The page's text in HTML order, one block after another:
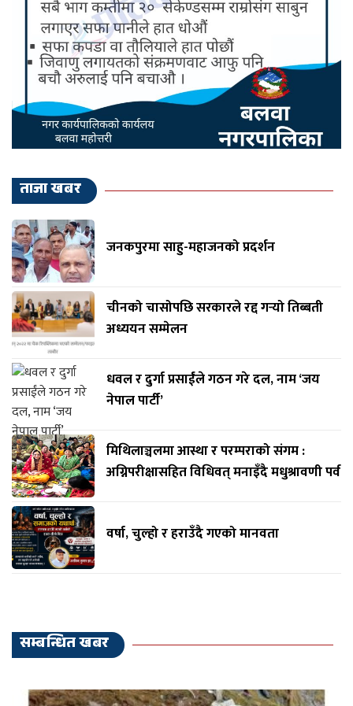
ताजा खबर
जनकपुरमा साहु-महाजनको प्रदर्शन
चीनको चासोपछि सरकारले रद्द गर्‍यो तिब्बती
अध्ययन सम्मेलन
धवल र दुर्गा प्रसाईंले गठन गरे दल, नाम ‘जय
नेपाल पार्टी’
मिथिलाञ्चलमा आस्था र परम्पराको संगम :
अग्निपरीक्षासहित विधिवत् मनाइँदै मधुश्रावणी पर्व
वर्षा, चुल्हो र हराउँदै गएको मानवता
सम्बन्धित खबर